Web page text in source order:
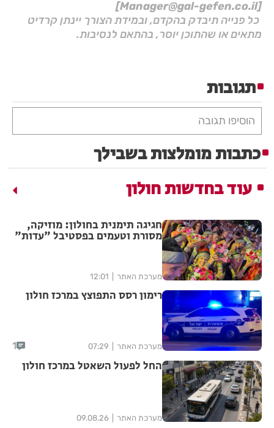
[Manager@gal-gefen.co.il]
כל פנייה תיבדק בהקדם, ובמידת הצורך יינתן קרדיט
מתאים או שהתוכן יוסר, בהתאם לנסיבות.
תגובות
הוסיפו תגובה
כתבות מומלצות בשבילך
עוד בחדשות חולון
חגיגה תימנית בחולון: מוזיקה,
מסורת וטעמים בפסטיבל "עדות"
מערכת האתר 12:01
רימון רסס התפוצץ במרכז חולון
מערכת האתר 07:29
1
החל לפעול השאטל במרכז חולון
מערכת האתר 09.08.26